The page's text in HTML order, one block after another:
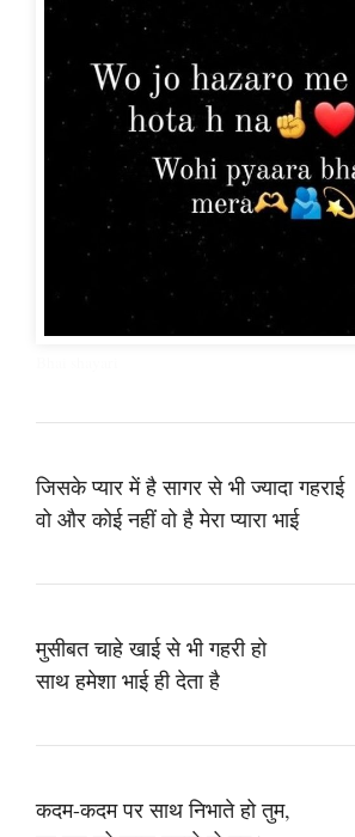
जिसके प्यार में है सागर से भी ज्यादा गहराई
वो और कोई नहीं वो है मेरा प्यारा भाई
मुसीबत चाहे खाई से भी गहरी हो
साथ हमेशा भाई ही देता है
कदम-कदम पर साथ निभाते हो तुम,